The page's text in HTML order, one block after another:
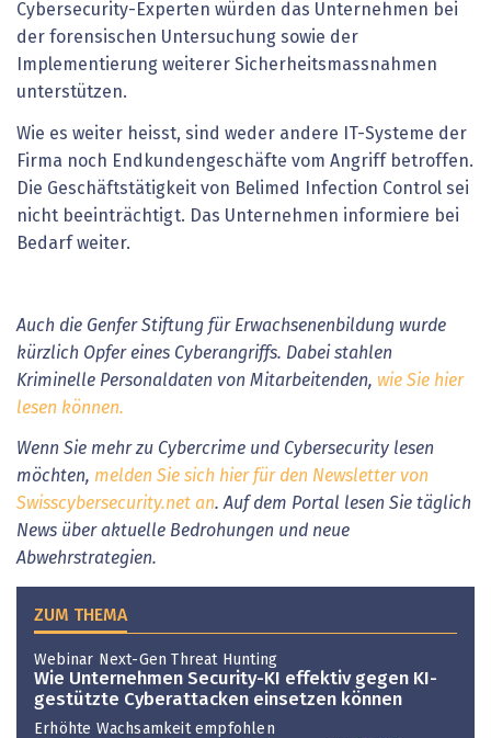
Cybersecurity-Experten würden das Unternehmen bei
der forensischen Untersuchung sowie der
Implementierung weiterer Sicherheitsmassnahmen
unterstützen.
Wie es weiter heisst, sind weder andere IT-Systeme der
Firma noch Endkundengeschäfte vom Angriff betroffen.
Die Geschäftstätigkeit von Belimed Infection Control sei
nicht beeinträchtigt. Das Unternehmen informiere bei
Bedarf weiter.
Auch die Genfer Stiftung für Erwachsenenbildung wurde
kürzlich Opfer eines Cyberangriffs. Dabei stahlen
Kriminelle Personaldaten von Mitarbeitenden, wie Sie hier
lesen können.
Wenn Sie mehr zu Cybercrime und Cybersecurity lesen
möchten, melden Sie sich hier für den Newsletter von
Swisscybersecurity.net an. Auf dem Portal lesen Sie täglich
News über aktuelle Bedrohungen und neue
Abwehrstrategien.
ZUM THEMA
Webinar Next-Gen Threat Hunting
Wie Unternehmen Security-KI effektiv gegen KI-
gestützte Cyberattacken einsetzen können
Erhöhte Wachsamkeit empfohlen